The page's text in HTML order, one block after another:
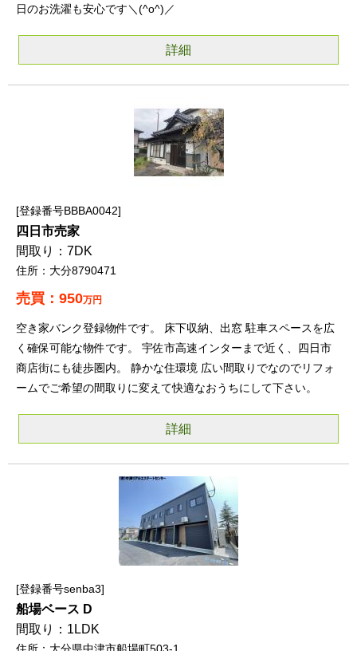
日のお洗濯も安心です＼(^o^)／
詳細
登録番号BBBA0042
四日市売家
7DK
大分8790471
950万円
空き家バンク登録物件です。 床下収納、出窓 駐車スペースを広
く確保可能な物件です。 宇佐市高速インターまで近く、四日市
商店街にも徒歩圏内。 静かな住環境 広い間取りでなのでリフォ
ームでご希望の間取りに変えて快適なおうちにして下さい。
詳細
登録番号senba3
船場ベース D
1LDK